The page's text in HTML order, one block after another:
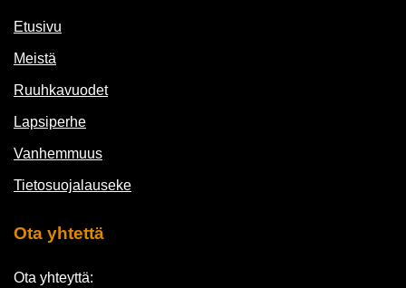
Etusivu
Meistä
Ruuhkavuodet
Lapsiperhe
Vanhemmuus
Tietosuojalauseke
Ota yhtettä
Ota yhteyttä: